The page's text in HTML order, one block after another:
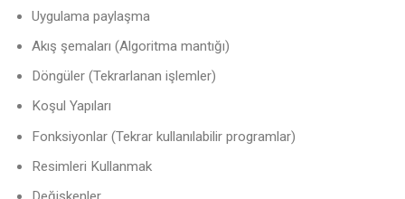
Uygulama paylaşma
Akış şemaları (Algoritma mantığı)
Döngüler (Tekrarlanan işlemler)
Koşul Yapıları
Fonksiyonlar (Tekrar kullanılabilir programlar)
Resimleri Kullanmak